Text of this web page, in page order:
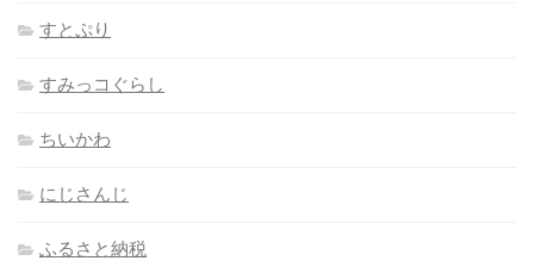
すとぷり
すみっコぐらし
ちいかわ
にじさんじ
ふるさと納税